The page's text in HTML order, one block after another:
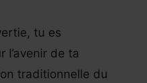
tu es
l’avenir de ta
traditionnelle du